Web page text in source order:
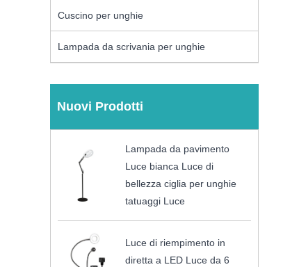
Cuscino per unghie
Lampada da scrivania per unghie
Nuovi Prodotti
Lampada da pavimento
Luce bianca Luce di
bellezza ciglia per unghie
tatuaggi Luce
Luce di riempimento in
diretta a LED Luce da 6